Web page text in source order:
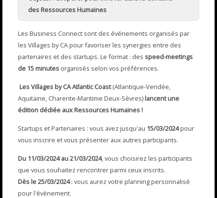
des Ressources Humaines
Les Business Connect sont des événements organisés par
les Villages by CA pour favoriser les synergies entre des
partenaires et des startups. Le format : des speed-meetings
de 15 minutes organisés selon vos préférences.
Les Villages by CA Atlantic Coast(Atlantique-Vendée,
Aquitaine, Charente-Maritime Deux-Sèvres) lancent une
édition dédiée aux Ressources Humaines !
Startups et Partenaires : vous avez jusqu'au 15/03/2024pour
vous inscrire et vous présenter aux autres participants.
Du 11/03/2024 au 21/03/2024, vous choisirez les participants
que vous souhaitez rencontrer parmi ceux inscrits.
Dès le 25/03/2024: vous aurez votre planning personnalisé
pour l'évènement.